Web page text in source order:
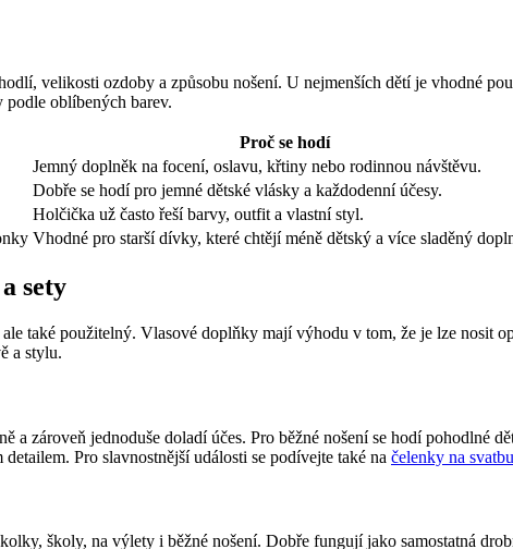
velikosti ozdoby a způsobu nošení. U nejmenších dětí je vhodné
oblíbených barev.
Proč se hodí
Jemný doplněk na focení, oslavu, křtiny nebo rodinnou návštěvu.
Dobře se hodí pro jemné dětské vlásky a každodenní účesy.
Holčička už často řeší barvy, outfit a vlastní styl.
Vhodné pro starší dívky, které chtějí méně dětský a více sladěný
sety
také použitelný. Vlasové doplňky mají výhodu v tom, že je lze nosit
a stylu.
a zároveň jednoduše doladí účes. Pro běžné nošení se hodí pohodlné
Pro slavnostnější události se podívejte také na čelenky na
školy, na výlety i běžné nošení. Dobře fungují jako samostatná